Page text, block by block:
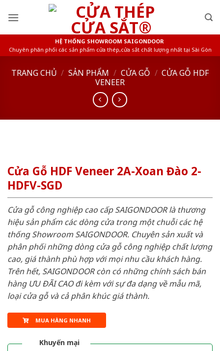
HỆ THỐNG SHOWROOM SAIGONDOOR
Chuyên phân phối các sản phẩm cửa thép,cửa sắt chất lượng nhất tại Sài Gòn
TRANG CHỦ / SẢN PHẨM / CỬA GỖ / CỬA GỖ HDF
VENEER
Cửa Gỗ HDF Veneer 2A-Xoan Đào 2-
HDFV-SGD
Cửa gỗ công nghiệp cao cấp SAIGONDOOR là thương
hiệu sản phẩm các dòng cửa trong một chuỗi các hệ
thống Showroom SAIGONDOOR. Chuyên sản xuất và
phân phối những dòng cửa gỗ công nghiệp chất lượng
cao, giá thành phù hợp với mọi nhu cầu khách hàng.
Trên hết, SAIGONDOOR còn có những chính sách bán
hàng ƯU ĐÃI CAO đi kèm với sự đa dạng về mẫu mã,
loại cửa gỗ và cả phân khúc giá thành.
MUA HÀNG NHANH
Khuyến mại